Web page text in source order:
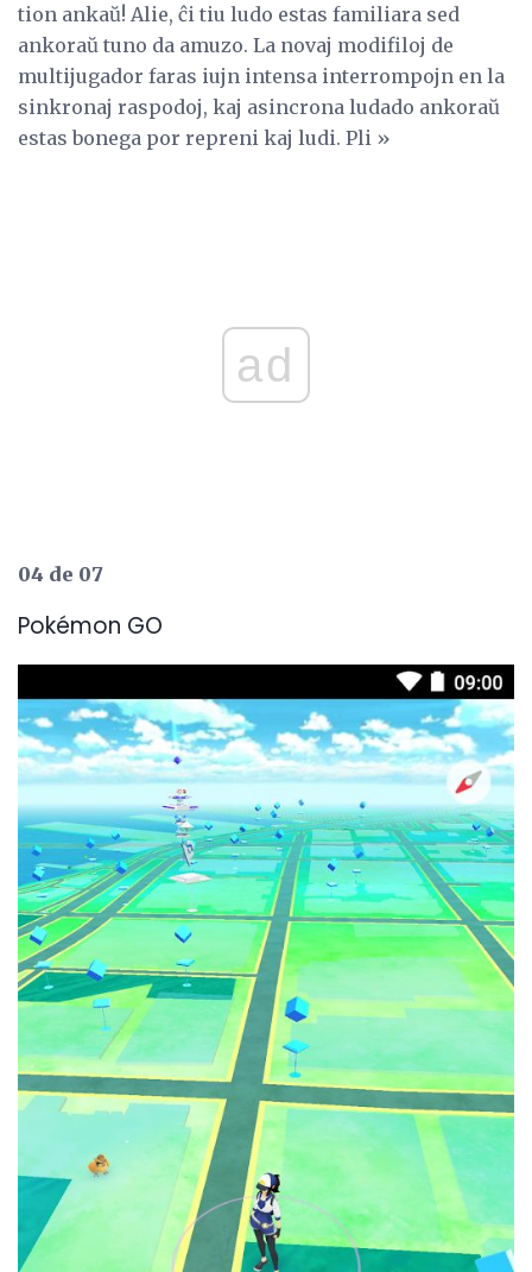
tion ankaŭ! Alie, ĉi tiu ludo estas familiara sed
ankoraŭ tuno da amuzo. La novaj modifiloj de
multijugador faras iujn intensa interrompojn en la
sinkronaj raspodoj, kaj asincrona ludado ankoraŭ
estas bonega por repreni kaj ludi. Pli »
ad
04 de 07
Pokémon GO